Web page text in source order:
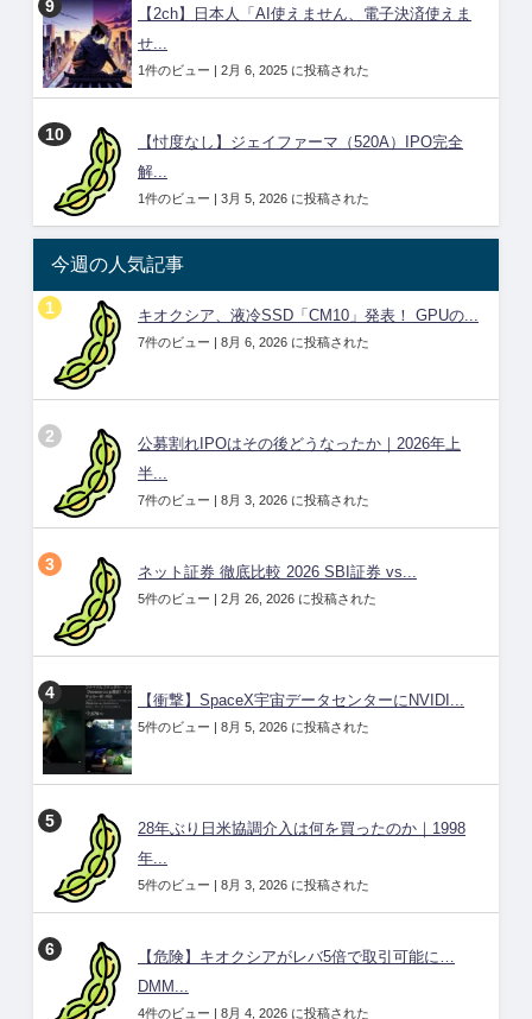
【2ch】日本人「AI使えません、電子決済使えま
せ...
1件のビュー | 2月 6, 2025 に投稿された
【忖度なし】ジェイファーマ（520A）IPO完全
解...
1件のビュー | 3月 5, 2026 に投稿された
今週の人気記事
キオクシア、液冷SSD「CM10」発表！ GPUの...
7件のビュー | 8月 6, 2026 に投稿された
公募割れIPOはその後どうなったか｜2026年上
半...
7件のビュー | 8月 3, 2026 に投稿された
ネット証券 徹底比較 2026 SBI証券 vs...
5件のビュー | 2月 26, 2026 に投稿された
【衝撃】SpaceX宇宙データセンターにNVIDI...
5件のビュー | 8月 5, 2026 に投稿された
28年ぶり日米協調介入は何を買ったのか｜1998
年...
5件のビュー | 8月 3, 2026 に投稿された
【危険】キオクシアがレバ5倍で取引可能に…
DMM...
4件のビュー | 8月 4, 2026 に投稿された